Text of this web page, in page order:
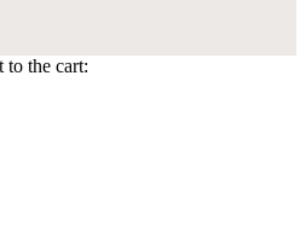
to the cart: